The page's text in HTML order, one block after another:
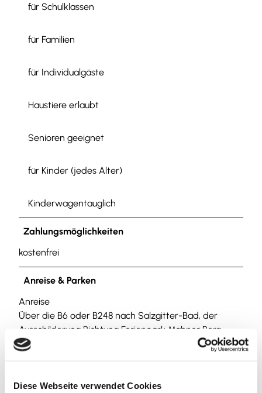
Diese Webseite verwendet Cookies
für Schulklassen
für Familien
für Individualgäste
Haustiere erlaubt
Senioren geeignet
für Kinder (jedes Alter)
Kinderwagentauglich
Zahlungsmöglichkeiten
kostenfrei
Anreise & Parken
Anreise
Über die B6 oder B248 nach Salzgitter-Bad, der
Ausschilderung Richtung Ferienpark Mahner Berg
folgen.
Ganz bis ans Ende der Friedrich-Ebert-Straße fahren